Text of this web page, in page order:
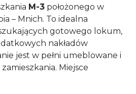
M-3 położonego w
– Mnich. To idealna
gotowego lokum,
nakładów
jest w pełni umeblowane i
Miejsce